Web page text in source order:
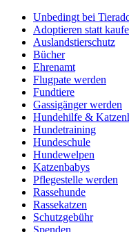
Unbedingt bei
Adoptieren statt
Auslandstierschutz
Bücher
Ehrenamt
Flugpate werden
Fundtiere
Gassigänger werden
Hundehilfe &
Hundetraining
Hundeschule
Hundewelpen
Katzenbabys
Pflegestelle werden
Rassehunde
Rassekatzen
Schutzgebühr
Spenden